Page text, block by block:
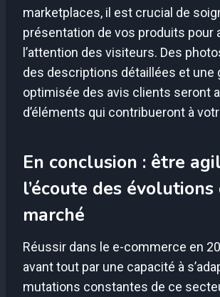
marketplaces, il est crucial de
présentation de vos produits pour
l’attention des visiteurs. Des
des descriptions détaillées et une
optimisée des avis clients seront
d’éléments qui contribueront à
En conclusion : être
l’écoute des évolutions
marché
Réussir dans le e-commerce en
avant tout par une capacité à
mutations constantes de ce